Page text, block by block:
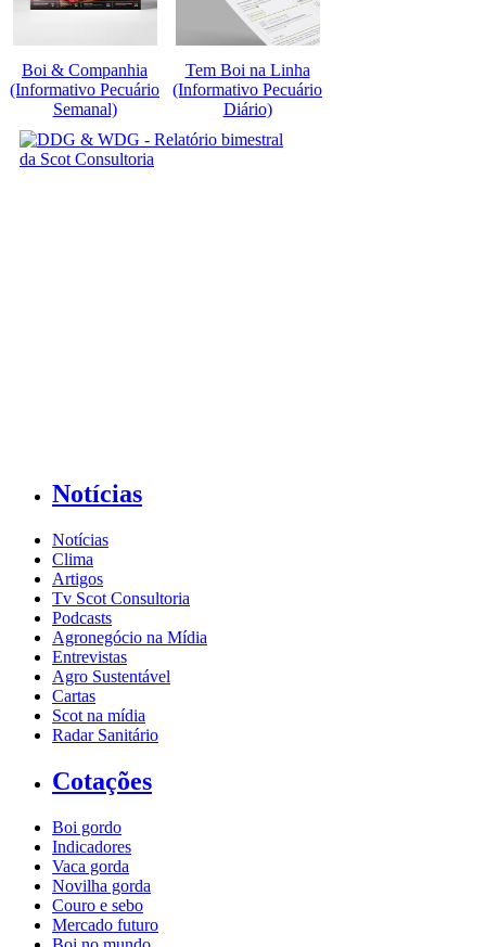
Boi & Companhia
(Informativo Pecuário
Semanal)
Tem Boi na Linha
(Informativo Pecuário
Diário)
Notícias
Notícias
Clima
Artigos
Tv Scot Consultoria
Podcasts
Agronegócio na Mídia
Entrevistas
Agro Sustentável
Cartas
Scot na mídia
Radar Sanitário
Cotações
Boi gordo
Indicadores
Vaca gorda
Novilha gorda
Couro e sebo
Mercado futuro